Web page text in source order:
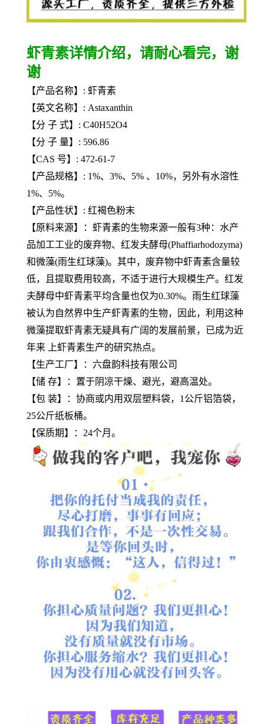
虾青素详情介绍，请耐心看完，谢
谢
【产品名称】: 虾青素
【英文名称】: Astaxanthin
【分 子 式】: C40H52O4
【分 子 量】: 596.86
【CAS 号】: 472-61-7
【产品规格】: 1%、3%、5% 、10%，另外有水溶性
1%、5%。
【产品性状】: 红褐色粉末
【原料来源】：虾青素的生物来源一般有3种：水产
品加工工业的废弃物、红发夫酵母(Phaffiarhodozyma)
和微藻(雨生红球藻)。其中，废弃物中虾青素含量较
低，且提取费用较高，不适于进行大规模生产。红发
夫酵母中虾青素平均含量也仅为0.30%。雨生红球藻
被认为自然界中生产虾青素的生物，因此，利用这种
微藻提取虾青素无疑具有广阔的发展前景，已成为近
年来 上虾青素生产的研究热点。
【生产工厂】：六盘韵科技有限公司
【储 存】：置于阴凉干燥、避光，避高温处。
【包 装】：协商或内用双层塑料袋，1公斤铝箔袋，
25公斤纸板桶。
【保质期】：24个月。